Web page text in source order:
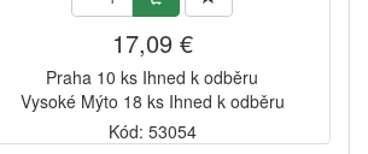
17,09 €
Praha 10 ks Ihned k odběru
Vysoké Mýto 18 ks Ihned k odběru
Kód: 53054